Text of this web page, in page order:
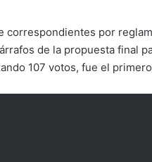
correspondientes por
de la propuesta final
107 votos, fue el